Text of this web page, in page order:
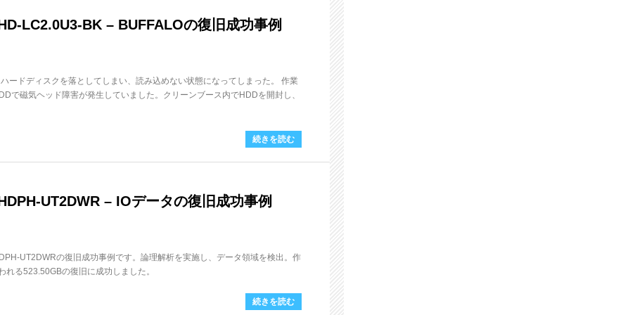
LC2.0U3-BK – BUFFALOの復旧成功事例
ードディスクを落としてしまい、読み込めない状態になってしまった。 作業
で磁気ヘッド障害が発生していました。クリーンブース内でHDDを開封し、
続きを読む
UT2DWR – IOデータの復旧成功事例
UT2DWRの復旧成功事例です。論理解析を実施し、データ領域を検出。作
れる523.50GBの復旧に成功しました。
続きを読む